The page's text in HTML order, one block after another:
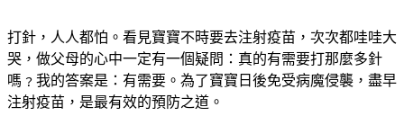
打針，人人都怕。看見寶寶不時要去注射疫苗，次次都哇哇大
哭，做父母的心中一定有一個疑問：真的有需要打那麼多針
嗎﹖我的答案是：有需要。為了寶寶日後免受病魔侵襲，盡早
注射疫苗，是最有效的預防之道。